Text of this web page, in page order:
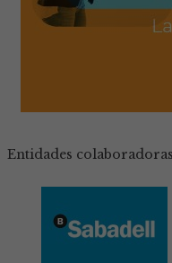
(2ª edición)
MÁS INFORMACIÓN
XVII
Entidades colaboradoras